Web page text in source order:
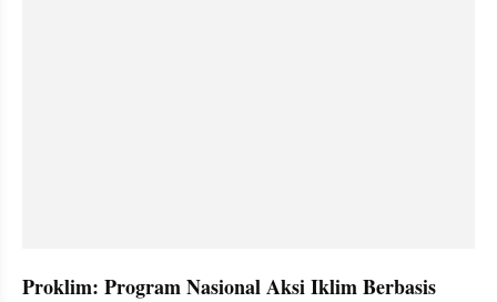
Proklim: Program Nasional Aksi Iklim Berbasis